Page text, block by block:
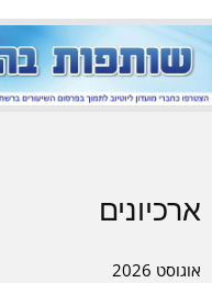
ארכיונים
אוגוסט 2026